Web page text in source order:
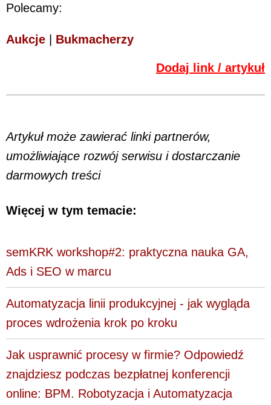
Polecamy:
Aukcje Bukmacherzy
Dodaj link / artykuł
Artykuł może zawierać linki partnerów,
umożliwiające rozwój serwisu i dostarczanie
darmowych treści
Więcej w tym temacie:
semKRK workshop#2: praktyczna nauka GA,
Ads i SEO w marcu
Automatyzacja linii produkcyjnej - jak wygląda
proces wdrożenia krok po kroku
Jak usprawnić procesy w firmie? Odpowiedź
znajdziesz podczas bezpłatnej konferencji
online: BPM. Robotyzacja i Automatyzacja